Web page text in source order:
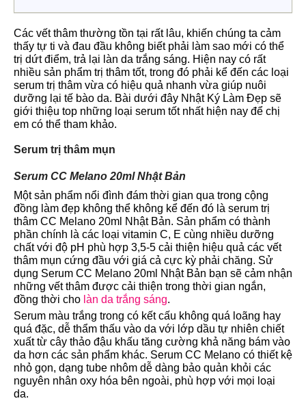
Các vết thâm thường tồn tại rất lâu, khiến chúng ta cảm
thấy tự ti và đau đầu không biết phải làm sao mới có thể
trị dứt điểm, trả lại làn da trắng sáng. Hiện nay có rất
nhiều sản phẩm trị thâm tốt, trong đó phải kể đến các loại
serum trị thâm vừa có hiệu quả nhanh vừa giúp nuôi
dưỡng lại tế bào da. Bài dưới đây Nhật Ký Làm Đẹp sẽ
giới thiệu top những loại serum tốt nhất hiện nay để chị
em có thể tham khảo.
Serum trị thâm mụn
Serum CC Melano 20ml Nhật Bản
Một sản phẩm nổi đình đám thời gian qua trong cộng
đồng làm đẹp không thể không kể đến đó là serum trị
thâm CC Melano 20ml Nhật Bản. Sản phẩm có thành
phần chính là các loại vitamin C, E cùng nhiều dưỡng
chất với độ pH phù hợp 3,5-5 cải thiện hiệu quả các vết
thâm mụn cứng đầu với giá cả cực kỳ phải chăng. Sử
dụng Serum CC Melano 20ml Nhật Bản bạn sẽ cảm nhận
những vết thâm được cải thiện trong thời gian ngắn,
đồng thời cho làn da trắng sáng.
Serum màu trắng trong có kết cấu không quá loãng hay
quá đặc, dễ thẩm thấu vào da với lớp dầu tự nhiên chiết
xuất từ cây thảo đậu khấu tăng cường khả năng bám vào
da hơn các sản phẩm khác. Serum CC Melano có thiết kệ
nhỏ gọn, dạng tube nhôm dễ dàng bảo quản khỏi các
nguyên nhân oxy hóa bên ngoài, phù hợp với mọi loại
da.